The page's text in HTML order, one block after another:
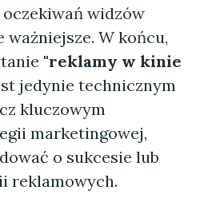
widzów
ważniejsze. W końcu,
"reklamy w kinie
jedynie technicznym
kluczowym
marketingowej,
o sukcesie lub
reklamowych.